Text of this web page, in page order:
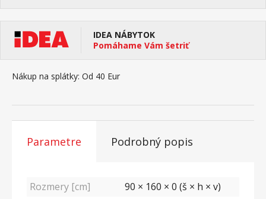
IDEA NÁBYTOK
Pomáhame Vám šetriť
Nákup na splátky: Od 40 Eur
Parametre Podrobný popis
Rozmery [cm]
90 × 160 × 0 (š × h × v)